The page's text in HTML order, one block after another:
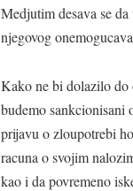
Medjutim desava se
njegovog
Kako ne bi dolazilo do
budemo sankcionisani
prijavu o zloupotrebi
racuna o svojim
kao i da povremeno